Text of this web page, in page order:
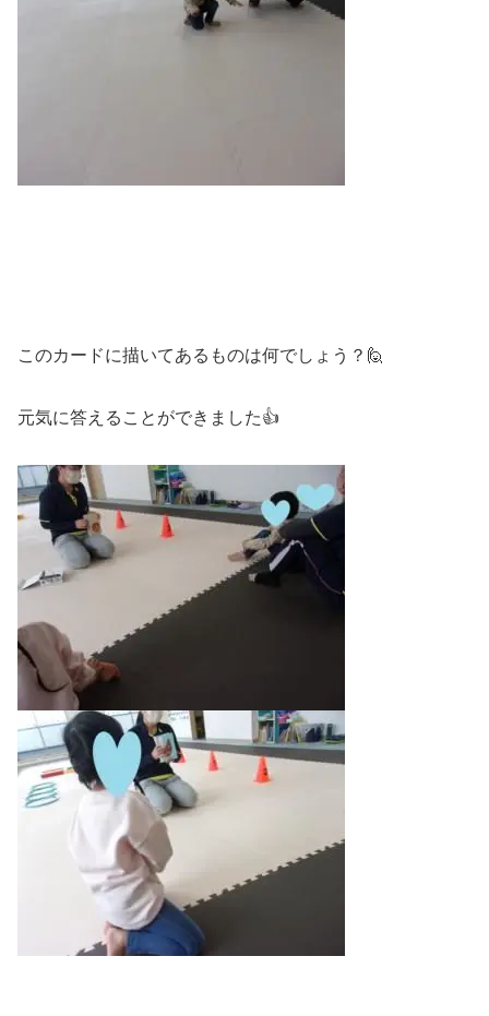
このカードに描いてあるものは何でしょう？🙋
元気に答えることができました👍